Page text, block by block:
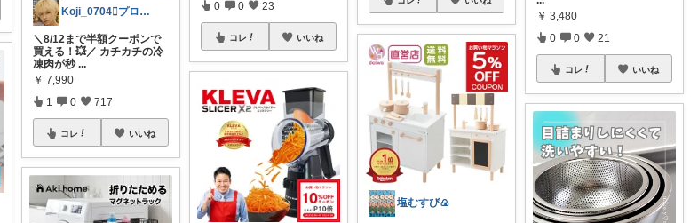
Koji_0704🫟プロフも見てね♪
＼8/12まで半額クーポンで
買える！💥／ カチカチの冷
凍肉が秒 ...
￥ 7,990
1 0 717
コレ いいね
0 0 23
コレ いいね
塩むすび🍙
￥ 3,480
0 0 21
コレ いいね